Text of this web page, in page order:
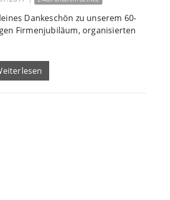
Dankeschön zu unserem 60-
Firmenjubiläum, organisierten